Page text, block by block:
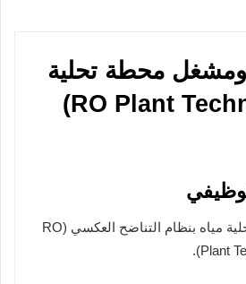
محطة تحلية
مياه (RO Plant Technician)
فني ومشغل محطة تحلية مياه بنظام التناضح العكسي (RO
Plant